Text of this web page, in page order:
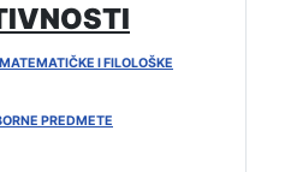
I FILOLOŠKE
PREDMETE